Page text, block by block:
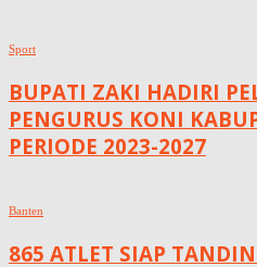
Sport
BUPATI ZAKI HADIRI
PENGURUS KONI
PERIODE 2023-2027
Banten
865 ATLET SIAP